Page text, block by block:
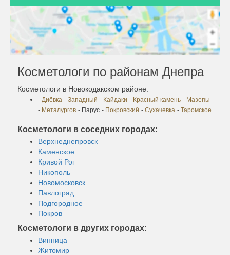
Косметологи по районам Днепра
Косметологи в Новокодакском районе:
- Диёвка - Западный - Кайдаки - Красный камень - Мазепы
- Металургов - Парус - Покровский - Сухачевка - Таромское
Косметологи в соседних городах:
Верхнеднепровск
Каменское
Кривой Рог
Никополь
Новомосковск
Павлоград
Подгородное
Покров
Косметологи в других городах:
Винница
Житомир